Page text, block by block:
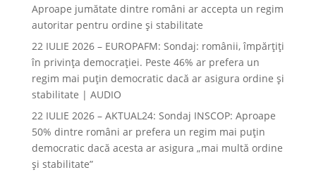
Aproape jumătate dintre români ar accepta un regim
autoritar pentru ordine și stabilitate
22 IULIE 2026 – EUROPAFM: Sondaj: românii, împărțiți
în privința democrației. Peste 46% ar prefera un
regim mai puțin democratic dacă ar asigura ordine și
stabilitate | AUDIO
22 IULIE 2026 – AKTUAL24: Sondaj INSCOP: Aproape
50% dintre români ar prefera un regim mai puțin
democratic dacă acesta ar asigura „mai multă ordine
și stabilitate”